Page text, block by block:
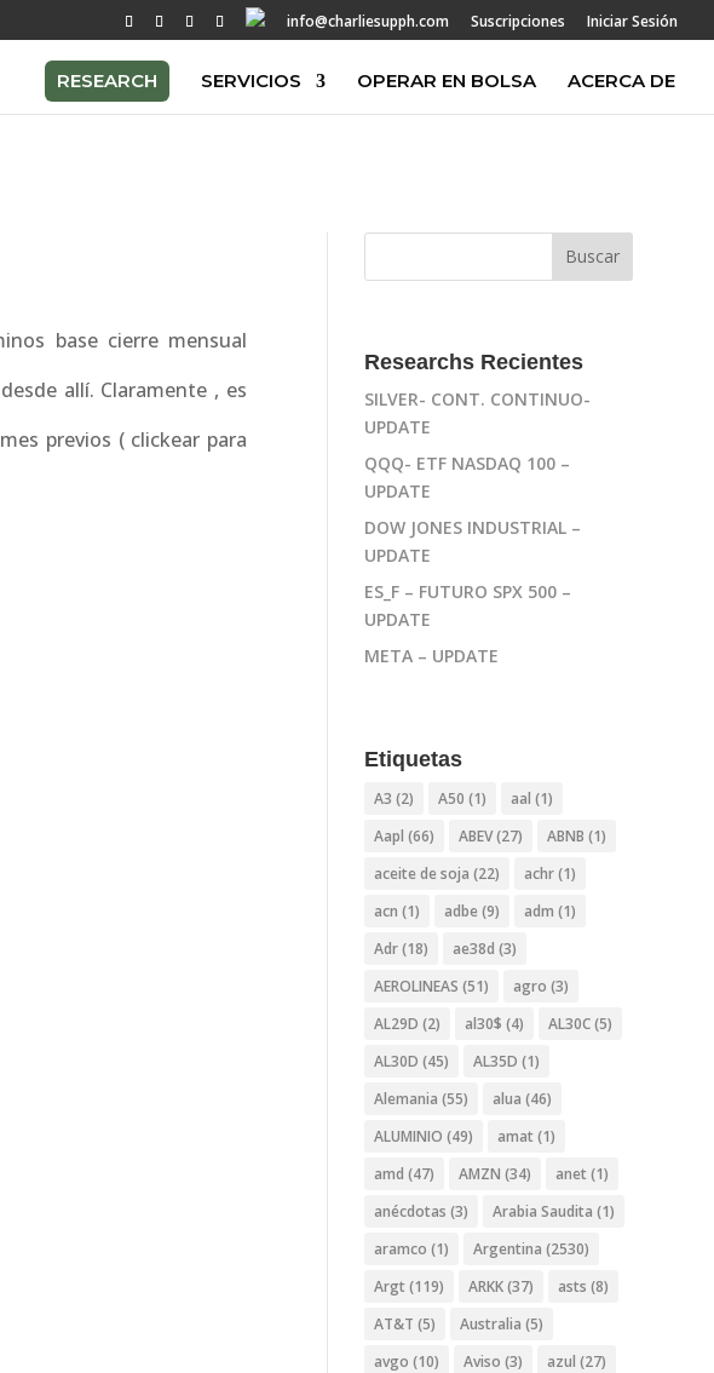
info@charliesupph.com Suscripciones Iniciar Sesión
RESEARCH SERVICIOS OPERAR EN BOLSA ACERCA DE
base cierre mensual
allí. Claramente , es
previos ( clickear para
Researchs Recientes
SILVER- CONT. CONTINUO-
UPDATE
QQQ- ETF NASDAQ 100 –
UPDATE
DOW JONES INDUSTRIAL –
UPDATE
ES_F – FUTURO SPX 500 –
UPDATE
META – UPDATE
Etiquetas
A3 (2) A50 (1) aal (1)
Aapl (66) ABEV(27) ABNB (1)
aceite de soja (22) achr(1)
acn (1) adbe (9) adm (1)
Adr(18) ae38d (3)
AEROLINEAS (51) agro (3)
AL29D (2) al30$ (4) AL30C(5)
AL30D (45) AL35D (1)
Alemania (55) alua (46)
ALUMINIO (49) amat (1)
amd (47) AMZN (34) anet (1)
anécdotas (3) Arabia Saudita (1)
aramco (1) Argentina (2530)
Argt (119) ARKK(37) asts (8)
AT&T (5) Australia (5)
avgo (10) Aviso (3) azul (27)